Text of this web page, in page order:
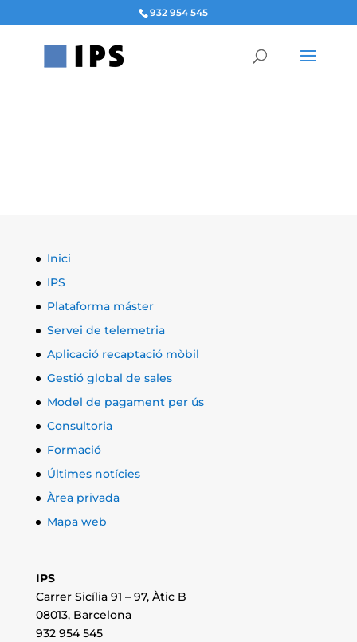
932 954 545
Inici
IPS
Plataforma máster
Servei de telemetria
Aplicació recaptació mòbil
Gestió global de sales
Model de pagament per ús
Consultoria
Formació
Últimes notícies
Àrea privada
Mapa web
IPS
Carrer Sicília 91 – 97, Àtic B
08013, Barcelona
932 954 545